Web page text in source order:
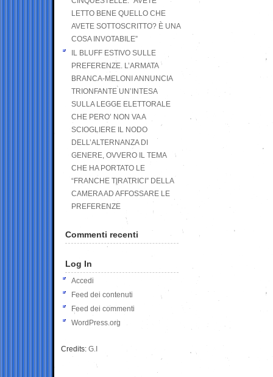
LETTO BENE QUELLO CHE
AVETE SOTTOSCRITTO? È UNA
COSA INVOTABILE”
IL BLUFF ESTIVO SULLE
PREFERENZE. L’ARMATA
BRANCA-MELONI ANNUNCIA
TRIONFANTE UN’INTESA
SULLA LEGGE ELETTORALE
CHE PERO’ NON VA A
SCIOGLIERE IL NODO
DELL’ALTERNANZA DI
GENERE, OVVERO IL TEMA
CHE HA PORTATO LE
“FRANCHE TIRATRICI” DELLA
CAMERA AD AFFOSSARE LE
PREFERENZE
Commenti recenti
Log In
Accedi
Feed dei contenuti
Feed dei commenti
WordPress.org
Credits: G.I